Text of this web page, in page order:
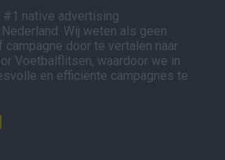
native advertising
Wij weten als geen
door te vertalen naar
Voetbalflitsen, waardoor we in
en efficiënte campagnes te